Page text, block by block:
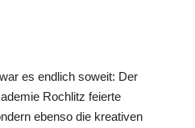
es endlich soweit: Der
Rochlitz feierte
ebenso die kreativen